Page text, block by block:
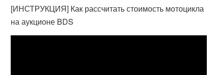
[ИНСТРУКЦИЯ] Как рассчитать стоимость мотоцикла
на аукционе BDS